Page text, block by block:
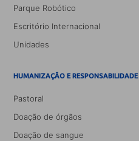
Parque Robótico
Escritório Internacional
Unidades
HUMANIZAÇÃO E RESPONSABILIDADE
Pastoral
Doação de órgãos
Doação de sangue